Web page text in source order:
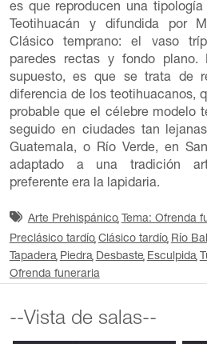
es que reproducen una
Teotihuacán y difundida por
Clásico temprano: el vaso
paredes rectas y fondo plano.
supuesto, es que se trata de
diferencia de los teotihuacanos,
probable que el célebre modelo
seguido en ciudades tan
Guatemala, o Río Verde, en
adaptado a una tradición
preferente era la lapidaria.
Arte Prehispánico Tema: Ofrenda
Preclásico tardío Clásico tardío Río
Tapadera Piedra Desbaste Esculpida
Ofrenda funeraria
--Vista de salas--